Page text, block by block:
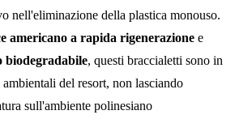
nell'eliminazione della plastica monouso.
americano a rapida rigenerazione e
biodegradabile, questi braccialetti sono in
del resort, non lasciando
sull'ambiente polinesiano